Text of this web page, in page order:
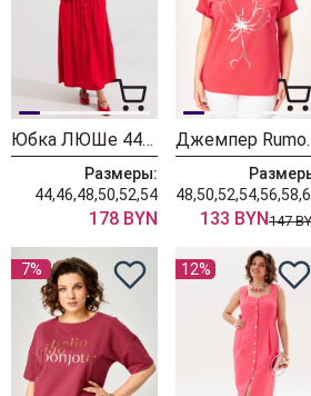
Юбка ЛЮШе 4416 красный
Размеры:
44,46,48,50,52,54
178 BYN 133 BYN147
7% 12%